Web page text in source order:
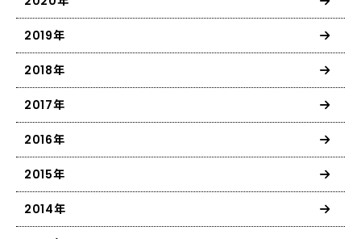
2019年
2018年
2017年
2016年
2015年
2014年